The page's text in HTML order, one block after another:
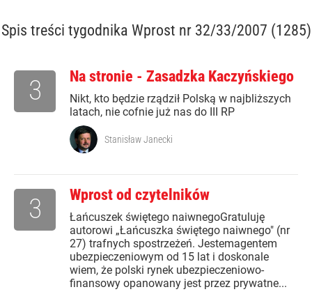
Spis treści tygodnika Wprost nr 32/33/2007 (1285)
Na stronie - Zasadzka Kaczyńskiego
Nikt, kto będzie rządził Polską w najbliższych
latach, nie cofnie już nas do III RP
3
Stanisław Janecki
Wprost od czytelników
Łańcuszek świętego naiwnegoGratuluję
autorowi „Łańcuszka świętego naiwnego" (nr
27) trafnych spostrzeżeń. Jestemagentem
ubezpieczeniowym od 15 lat i doskonale
wiem, że polski rynek ubezpieczeniowo-
finansowy opanowany jest przez prywatne...
3